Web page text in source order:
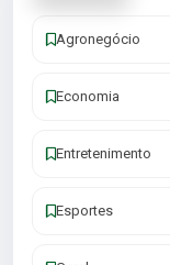
Agronegócio
Economia
Entretenimento
Esportes